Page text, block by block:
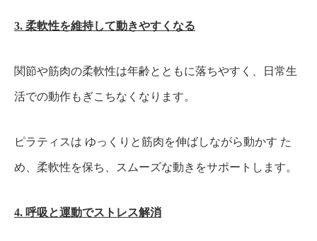
3. 柔軟性を維持して動きやすくなる
関節や筋肉の柔軟性は年齢とともに落ちやすく、日常生
活での動作もぎこちなくなります。
ピラティスは ゆっくりと筋肉を伸ばしながら動かす た
め、柔軟性を保ち、スムーズな動きをサポートします。
4. 呼吸と運動でストレス解消